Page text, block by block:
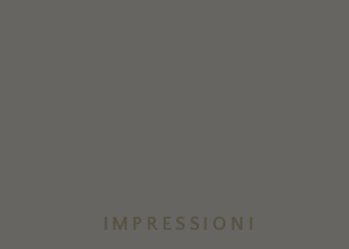
IMPRESSIONI